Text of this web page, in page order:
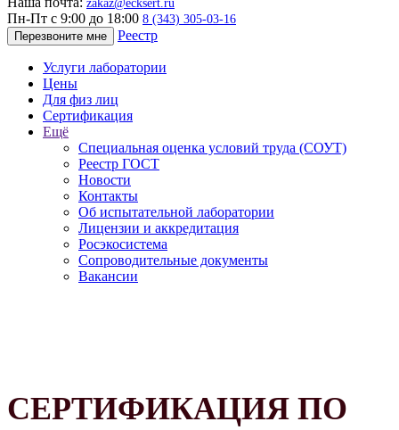
zakaz@ecksert.ru
Пн-Пт с 9:00 до 18:00 8 (343) 305-03-16
Перезвоните мне
Реестр
Услуги лаборатории
Цены
Для физ лиц
Сертификация
Ещё
Специальная оценка условий труда (СОУТ)
Реестр ГОСТ
Новости
Контакты
Об испытательной лаборатории
Лицензии и аккредитация
Росэкосистема
Сопроводительные документы
Вакансии
СЕРТИФИКАЦИЯ ПО